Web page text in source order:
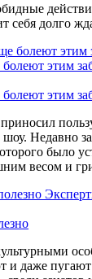
себя долго
этим
этим
шоу. Недавно
было
весом и
и даже